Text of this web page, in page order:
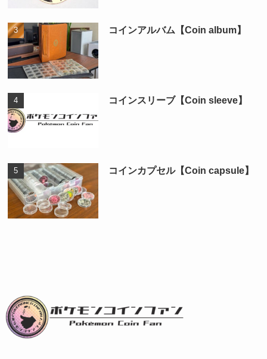
コインアルバム【Coin album】
コインスリーブ【Coin sleeve】
コインカプセル【Coin capsule】